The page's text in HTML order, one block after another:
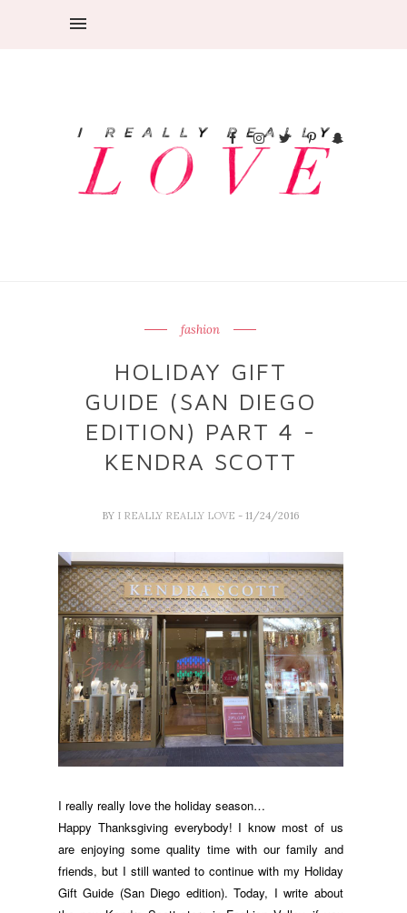
fashion
HOLIDAY GIFT
GUIDE (SAN DIEGO
EDITION) PART 4 -
KENDRA SCOTT
BY I REALLY REALLY LOVE - 11/24/2016
I really really love the holiday season…
Happy Thanksgiving everybody! I know most of us
are enjoying some quality time with our family and
friends, but I still wanted to continue with my Holiday
Gift Guide (San Diego edition). Today, I write about